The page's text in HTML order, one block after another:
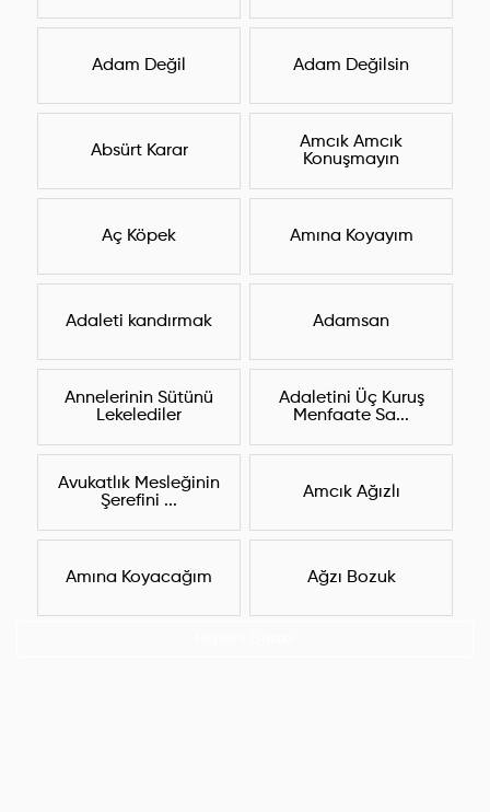
Adam Değil Adam Değilsin
Absürt Karar
Amcık Amcık
Konuşmayın
Aç Köpek Amına Koyayım
Adaleti kandırmak Adamsan
Annelerinin Sütünü
Lekelediler
Adaletini Üç Kuruş
Menfaate Sa...
Avukatlık Mesleğinin
Şerefini ...
Amcık Ağızlı
Amına Koyacağım Ağzı Bozuk